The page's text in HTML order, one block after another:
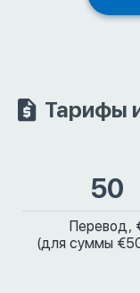
Тарифы
50
Перевод,
(для суммы